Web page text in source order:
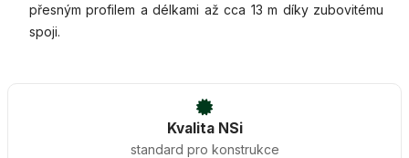
přesným profilem a délkami až cca 13 m díky zubovitému
spoji.
Kvalita NSi
standard pro konstrukce